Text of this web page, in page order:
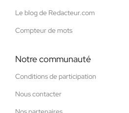
Le blog de Redacteur.com
Compteur de mots
Notre communauté
Conditions de participation
Nous contacter